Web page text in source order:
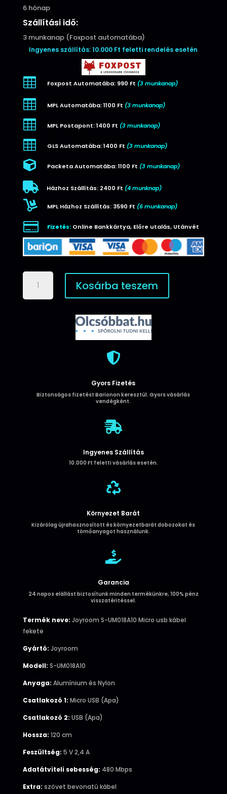
6 hónap
Szállítási idő:
3 munkanap (Foxpost automatába)
Ingyenes szállítás: 10.000 Ft feletti rendelés esetén
 Foxpost Automatába: 990 Ft (3 munkanap)
 MPL Automatába: 1100 Ft (3 munkanap)
 MPL Postapont: 1400 Ft (3 munkanap)
 GLS Automatába: 1400 Ft (3 munkanap)
 Packeta Automatába: 1100 Ft (3 munkanap)
 Házhoz Szállítás: 2400 Ft (4 munknap)
 MPL Házhoz Szállítás: 3590 Ft (6 munkanap)
 Fizetés:Online Bankkártya, Előre utalás, Utánvét
Joyroom
UM018A10
Kosárba teszem

Gyors Fizetés
Biztonságos fizetést Barionon keresztül. Gyors vásárlás
vendégként.

Ingyenes Szállítás
10.000 Ft feletti vásárlás esetén.

Környezet Barát
Kizárólag újrahasznosított és környezetbarát dobozokat és
tömőanyagot használunk.

Garancia
24 napos elállást biztosítunk minden termékünkre, 100% pénz
visszatéritéssel.
Termék neve: Joyroom S-UM018A10 Micro usb kábel
fekete
Gyártó: Joyroom
Modell: S-UM018A10
Anyaga: Alumínium és Nylon
Csatlakozó 1: Micro USB (Apa)
Csatlakozó 2: USB (Apa)
Hossza: 120 cm
Feszültség: 5 V 2,4 A
Adatátviteli sebesség: 480 Mbps
Extra: szövet bevonatú kábel